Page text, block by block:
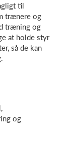
til
trænere og
træning og
at holde styr
så de kan
og